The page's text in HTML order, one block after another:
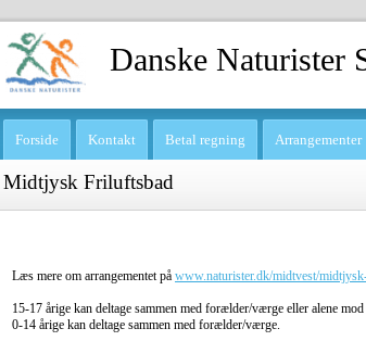
Danske Naturister
Forside Kontakt Betal regning Arrangementer
Midtjysk Friluftsbad
Læs mere om arrangementet på www.naturister.dk/midtvest/
15-17 årige kan deltage sammen med forælder/værge eller alene
0-14 årige kan deltage sammen med forælder/værge.